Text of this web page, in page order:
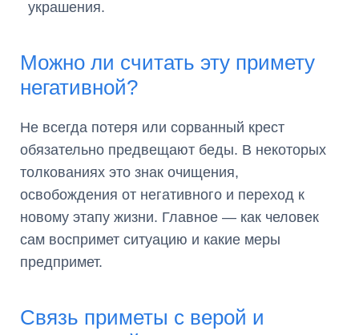
украшения.
Можно ли считать эту примету
негативной?
Не всегда потеря или сорванный крест
обязательно предвещают беды. В некоторых
толкованиях это знак очищения,
освобождения от негативного и переход к
новому этапу жизни. Главное — как человек
сам воспримет ситуацию и какие меры
предпримет.
Связь приметы с верой и